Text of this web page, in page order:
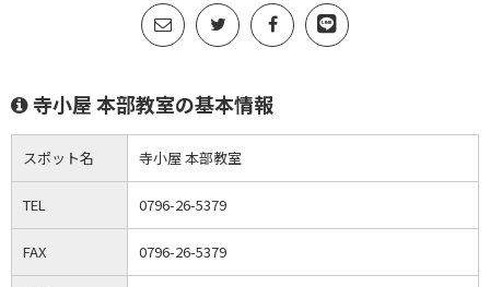
寺小屋 本部教室の基本情報
スポット名 寺小屋 本部教室
TEL 0796-26-5379
FAX 0796-26-5379